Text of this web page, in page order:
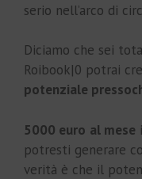
serio nell’arco di
Diciamo che sei
Roibook|0 potrai
potenziale
5000 euro al mese
potresti generare
verità è che il